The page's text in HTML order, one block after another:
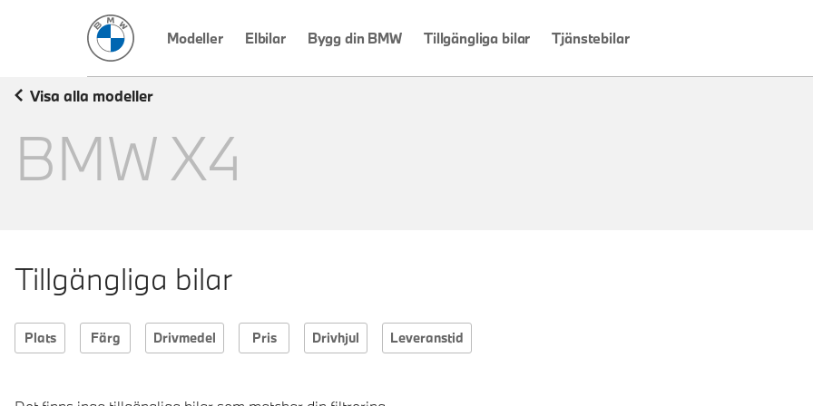
BMW Sverige
Modeller Elbilar Bygg din BMW Tillgängliga bilar Tjänstebilar
Visa alla modeller
BMWX4
Tillgängliga bilar
Plats Färg Drivmedel Pris Drivhjul Leveranstid